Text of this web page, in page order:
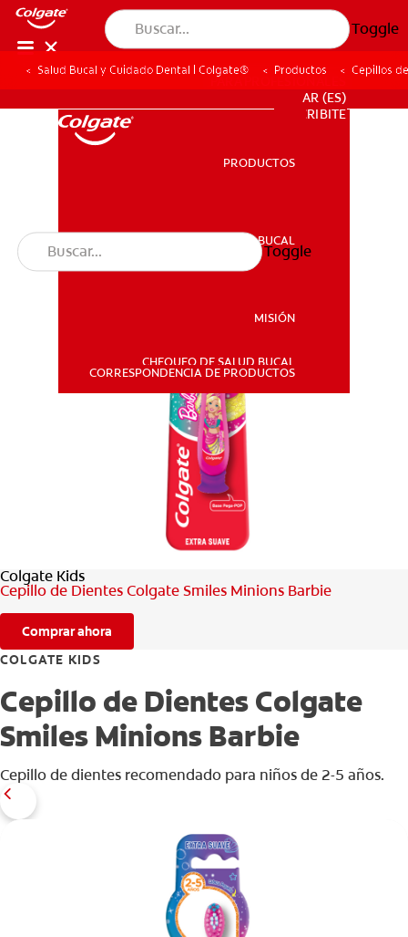
Toggle
SALUD BUCAL
CHEQUEO DE SALUD BUCAL
CORRESPONDENCIA DE PRODUCTOS
PARA PROFESIONALES
PARA PROFESIONALES
AR (ES)
SUSCRIBITE
PRODUCTOS
SALUD BUCAL
MISIÓN
CHEQUEO DE SALUD BUCAL
CORRESPONDENCIA DE PRODUCTOS
Toggle
Salud Bucal y Cuidado Dental | Colgate® Productos Cepillos
Colgate Kids
Cepillo de Dientes Colgate Smiles Minions Barbie
Comprar ahora
COLGATE KIDS
Cepillo de Dientes Colgate
Smiles Minions Barbie
Cepillo de dientes recomendado para niños de 2-5 años.